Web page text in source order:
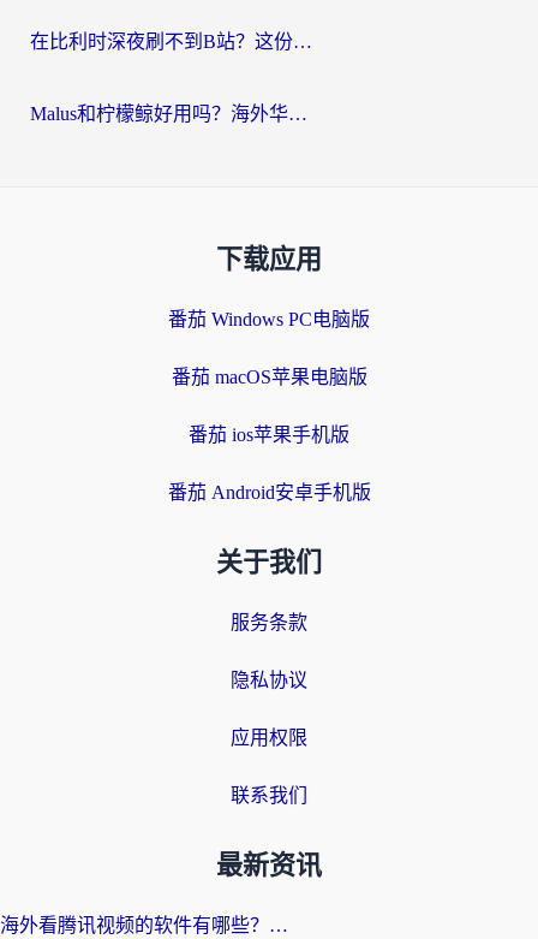
在比利时深夜刷不到B站？这份回国加速器避坑指南请收好
Malus和柠檬鲸好用吗？海外华人亲测：回国加速器怎么选才不踩坑？
下载应用
番茄 Windows PC电脑版
番茄 macOS苹果电脑版
番茄 ios苹果手机版
番茄 Android安卓手机版
关于我们
服务条款
隐私协议
应用权限
联系我们
最新资讯
海外看腾讯视频的软件有哪些？2026实测有效，留学生都在用的回国加速器指南